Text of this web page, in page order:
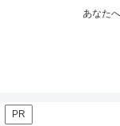
あなた
PR